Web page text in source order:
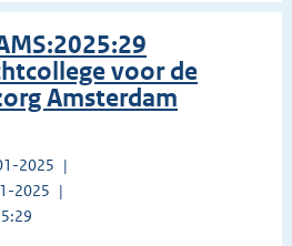
voor de
Amsterdam
2025
2025